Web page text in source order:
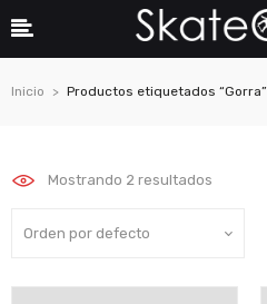
Inicio Productos etiquetados “Gorra”
Mostrando 2 resultados